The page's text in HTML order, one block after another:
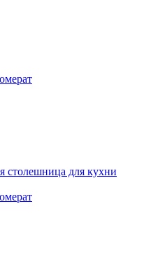
столешница для кухни